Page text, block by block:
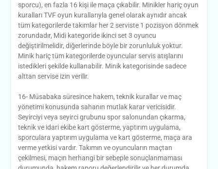
sporcu), en fazla 16 kişi ile maça çıkabilir. Minikler hariç oyun
kuralları TVF oyun kurallarıyla genel olarak aynıdır ancak
tüm kategorilerde takımlar her 2 serviste 1 pozisyon dönmek
zorundadır, Midi kategoride ikinci set 3 oyuncu
değiştirilmelidir, diğerlerinde böyle bir zorunluluk yoktur.
Minik hariç tüm kategorilerde oyuncular servis atışlarını
istedikleri şekilde kullanabilir. Minik kategorisinde sadece
alttan servise izin verilir.
16- Müsabaka süresince hakem, teknik kurallar ve maç
yönetimi konusunda sahanın mutlak karar vericisidir.
Seyirciyi veya seyirci grubunu spor salonundan çıkarma,
teknik ve idari ekibe kart gösterme, yaptırım uygulama,
sporculara yaptırım uygulama ve kart gösterme, maça ara
verme yetkisi vardır. Takımın ve oyuncuların maçtan
çekilmesi, maçın herhangi bir sebeple sonuçlanmaması